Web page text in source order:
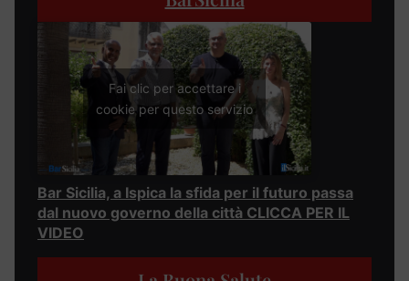
Fai clic per accettare i
cookie per questo servizio
Bar Sicilia, a Ispica la sfida per il futuro passa
dal nuovo governo della città CLICCA PER IL
VIDEO